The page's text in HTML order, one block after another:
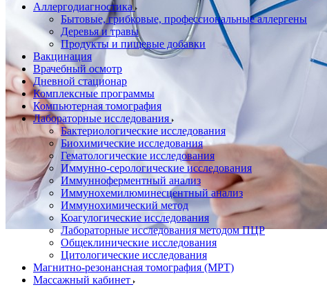
Аллергодиагностика
Бытовые, грибковые, профессиональные аллергены
Деревья и травы
Продукты и пищевые добавки
Вакцинация
Врачебный осмотр
Дневной стационар
Комплексные программы
Компьютерная томография
Лабораторные исследования
Бактериологические исследования
Биохимические исследования
Гематологические исследования
Иммунно-серологические исследования
Иммунноферментный анализ
Иммунохемилюминесцентный анализ
Иммунохимический метод
Коагулогические исследования
Лабораторные исследования методом ПЦР
Общеклинические исследования
Цитологические исследования
Магнитно-резонансная томография (МРТ)
Массажный кабинет